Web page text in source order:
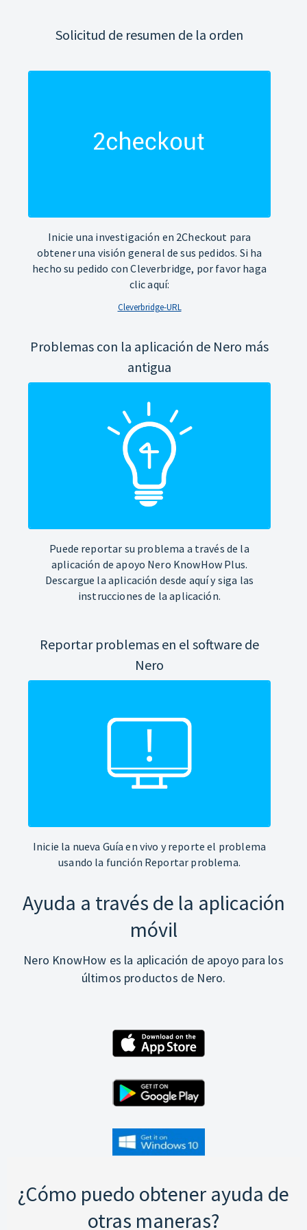
Solicitud de resumen de la orden
Inicie una investigación en 2Checkout para
obtener una visión general de sus pedidos. Si ha
hecho su pedido con Cleverbridge, por favor haga
clic aquí:
Cleverbridge-URL
Problemas con la aplicación de Nero más
antigua
Puede reportar su problema a través de la
aplicación de apoyo Nero KnowHow Plus.
Descargue la aplicación desde aquí y siga las
instrucciones de la aplicación.
Reportar problemas en el software de
Nero
Inicie la nueva Guía en vivo y reporte el problema
usando la función Reportar problema.
Ayuda a través de la aplicación
móvil
Nero KnowHow es la aplicación de apoyo para los
últimos productos de Nero.
¿Cómo puedo obtener ayuda de
otras maneras?